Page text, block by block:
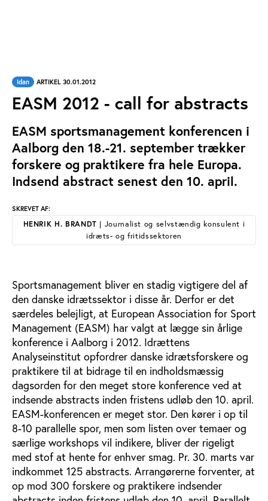
Idan ARTIKEL 30.01.2012
EASM 2012 - call for abstracts
EASM sportsmanagement konferencen i
Aalborg den 18.-21. september trækker
forskere og praktikere fra hele Europa.
Indsend abstract senest den 10. april.
SKREVET AF:
HENRIK H. BRANDT | Journalist og selvstændig konsulent i
idræts- og fritidssektoren
Sportsmanagement bliver en stadig vigtigere del af
den danske idrætssektor i disse år. Derfor er det
særdeles belejligt, at European Association for Sport
Management (EASM) har valgt at lægge sin årlige
konference i Aalborg i 2012. Idrættens
Analyseinstitut opfordrer danske idrætsforskere og
praktikere til at bidrage til en indholdsmæssig
dagsorden for den meget store konference ved at
indsende abstracts inden fristens udløb den 10. april.
EASM-konferencen er meget stor. Den kører i op til
8-10 parallelle spor, men som listen over temaer og
særlige workshops vil indikere, bliver der rigeligt
med stof at hente for enhver smag. Pr. 30. marts var
indkommet 125 abstracts. Arrangørerne forventer, at
op mod 300 forskere og praktikere indsender